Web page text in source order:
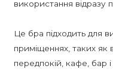
використання відразу
Це бра підходить для
приміщеннях, таких як
передпокій, кафе, бар